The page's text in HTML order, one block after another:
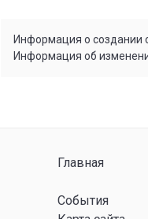
Информация о создании
Информация об
Главная
События